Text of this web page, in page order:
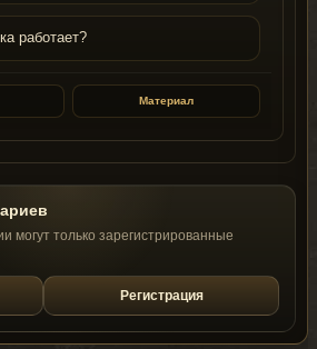
работает?
Материал
могут только зарегистрированные
Регистрация